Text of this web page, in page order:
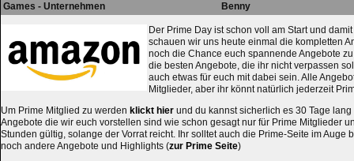
Games - Unternehmen
Benny
Der Prime Day ist schon voll am Start und
schauen wir uns heute einmal die kompletten
noch die Chance euch spannende Angebote
die besten Angebote, die ihr nicht verpassen
auch etwas für euch mit dabei sein. Alle
Mitglieder, aber ihr könnt natürlich jederzeit
Um Prime Mitglied zu werden klickt hier und du kannst sicherlich es 30 Tage
Angebote die wir euch vorstellen sind wie schon gesagt nur für Prime Mitglieder
Stunden gültig, solange der Vorrat reicht. Ihr solltet auch die Prime-Seite im Auge
noch andere Angebote und Highlights (zur Prime Seite)